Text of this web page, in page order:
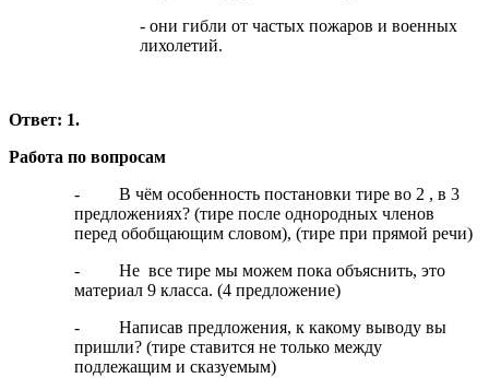
- они гибли от частых пожаров и военных
лихолетий.
Ответ: 1.
Работа по вопросам
- В чём особенность постановки тире во 2 , в 3
предложениях? (тире после однородных членов
перед обобщающим словом), (тире при прямой речи)
- Не все тире мы можем пока объяснить, это
материал 9 класса. (4 предложение)
- Написав предложения, к какому выводу вы
пришли? (тире ставится не только между
подлежащим и сказуемым)